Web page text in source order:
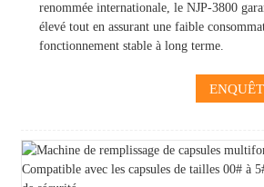
renommée internationale, le NJP-3800
élevé tout en assurant une faible
fonctionnement stable à long terme.